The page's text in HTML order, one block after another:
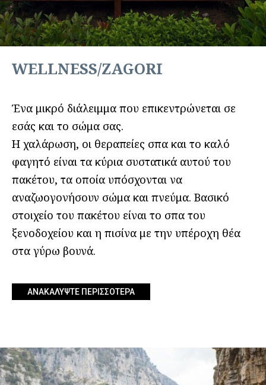
WELLNESS/ZAGORI
Ένα μικρό διάλειμμα που επικεντρώνεται σε
εσάς και το σώμα σας.
Η χαλάρωση, οι θεραπείες σπα και το καλό
φαγητό είναι τα κύρια συστατικά αυτού του
πακέτου, τα οποία υπόσχονται να
αναζωογονήσουν σώμα και πνεύμα. Βασικό
στοιχείο του πακέτου είναι το σπα του
ξενοδοχείου και η πισίνα με την υπέροχη θέα
στα γύρω βουνά.
ΑΝΑΚΑΛΥΨΤΕ ΠΕΡΙΣΣΟΤΕΡΑ